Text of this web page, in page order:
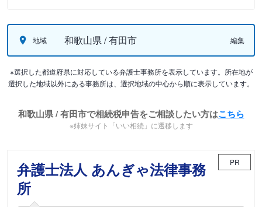
地域 和歌山県 / 有田市 編集
※選択した都道府県に対応している弁護士事務所を表示しています。所在地が
選択した地域以外にある事務所は、選択地域の中心から順に表示しています。
和歌山県 / 有田市で相続税申告をご相談したい方はこちら
※姉妹サイト「いい相続」に遷移します
弁護士法人 あんぎゃ法律事務
所
PR